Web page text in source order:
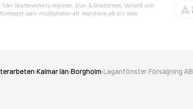
Skatteverkets register, Dun & Bradstreet, Value8 och
själv möjligheten att registrera på sin sida.
Kalmar län Borgholm Laganfönster Försäljning AB